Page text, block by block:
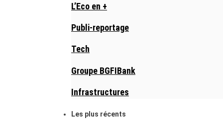
L’Eco en +
Publi-reportage
Tech
Groupe BGFIBank
Infrastructures
Les plus récents